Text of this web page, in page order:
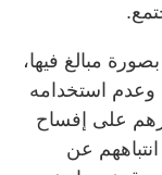
مبالغ فيها،
استخدامه
على إفساح
عن